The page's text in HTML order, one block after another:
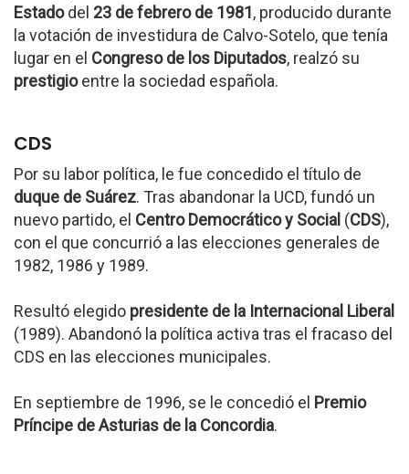
Estadodel 23 de febrero de 1981, producido durante
la votación de investidura de Calvo-Sotelo, que tenía
lugar en el Congreso de los Diputados, realzó su
prestigioentre la sociedad española.
CDS
Por su labor política, le fue concedido el título de
duque de Suárez. Tras abandonar la UCD, fundó un
nuevo partido, el Centro Democrático y Social (CDS),
con el que concurrió a las elecciones generales de
1982, 1986 y 1989.
Resultó elegido presidente de la Internacional Liberal
(1989). Abandonó la política activa tras el fracaso del
CDS en las elecciones municipales.
En septiembre de 1996, se le concedió el Premio
Príncipe de Asturias de la Concordia.